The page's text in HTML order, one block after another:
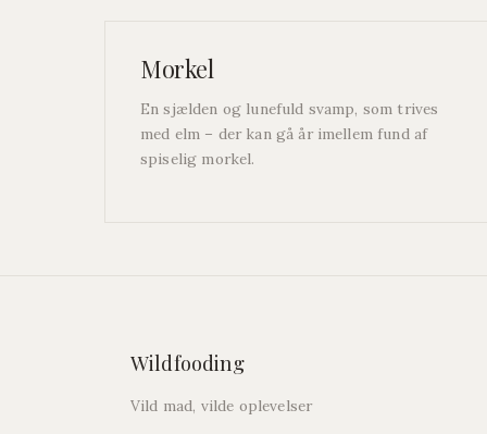
Morkel
En sjælden og lunefuld svamp, som trives
med elm – der kan gå år imellem fund af
spiselig morkel.
Wildfooding
Vild mad, vilde oplevelser